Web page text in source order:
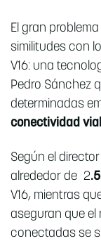
El gran
similitudes con
V16: una
Pedro Sánchez
determinadas
conectividad
Según el
alrededor de 2
V16, mientras
aseguran que el
conectadas se